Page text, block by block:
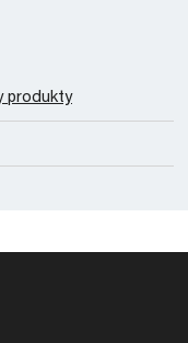
produkty